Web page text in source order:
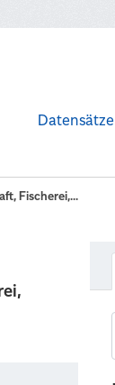
Datensätze
Fischerei,...